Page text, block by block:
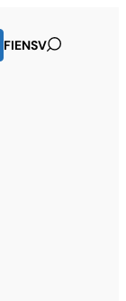
VAIHDA
FIENGLISH:
ENSVENSKA:
SV